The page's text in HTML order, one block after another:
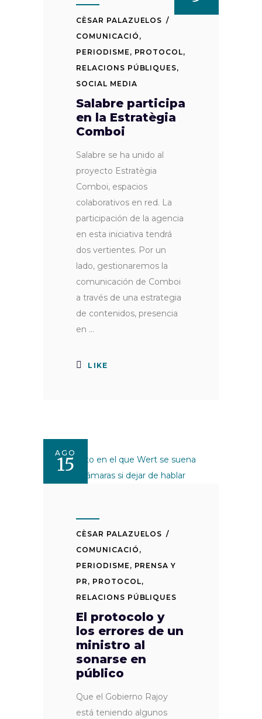
CÈSAR PALAZUELOS
COMUNICACIÓ ,
PERIODISME , PROTOCOL,
RELACIONS PÚBLIQUES,
SOCIAL MEDIA
Salabre participa
en la Estratègia
Comboi
Salabre se ha unido al
proyecto Estratègia
Comboi, espacios
colaborativos en red. La
participación de la agencia
en esta iniciativa tendrá
dos vertientes. Por un
lado, gestionaremos la
comunicación de Comboi
a través de una estrategia
de contenidos, presencia
en
LIKE
AGO
15
CÈSAR PALAZUELOS
COMUNICACIÓ ,
PERIODISME, PRENSA Y
PR , PROTOCOL,
RELACIONS PÚBLIQUES
El protocolo y
los errores de un
ministro al
sonarse en
público
Que el Gobierno Rajoy
está teniendo algunos